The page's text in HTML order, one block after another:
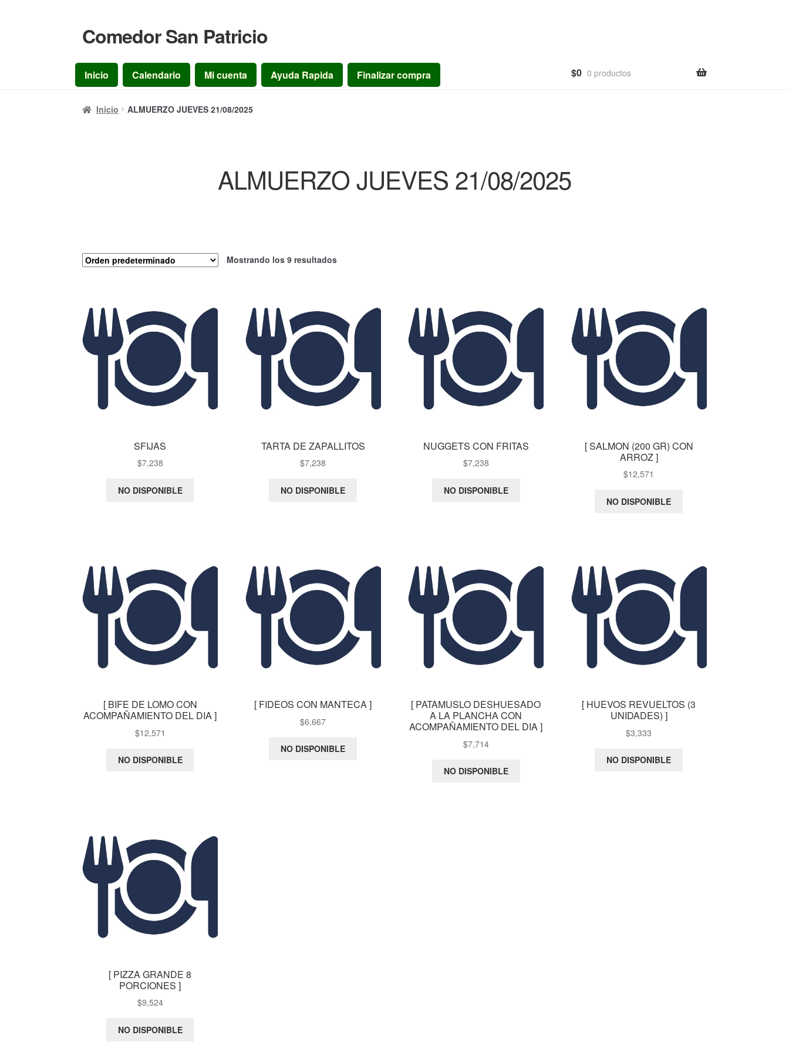
Ir
a
la
navegación
Ir
al
contenido
Comedor San Patricio
Inicio Calendario Mi cuenta Ayuda Rapida Finalizar compra $0 0 productos
Inicio ALMUERZO JUEVES 21/08/2025
ALMUERZO JUEVES 21/08/2025
Mostrando los 9 resultados
SFIJAS
$7,238
NO DISPONIBLE
TARTA DE ZAPALLITOS
$7,238
NO DISPONIBLE
NUGGETS CON FRITAS
$7,238
NO DISPONIBLE
[ SALMON (200 GR) CON
ARROZ ]
$12,571
NO DISPONIBLE
[ BIFE DE LOMO CON
ACOMPAÑAMIENTO DEL DIA ]
$12,571
NO DISPONIBLE
[ FIDEOS CON MANTECA ]
$6,667
NO DISPONIBLE
[ PATAMUSLO DESHUESADO
A LA PLANCHA CON
ACOMPAÑAMIENTO DEL DIA ]
$7,714
NO DISPONIBLE
[ HUEVOS REVUELTOS (3
UNIDADES) ]
$3,333
NO DISPONIBLE
[ PIZZA GRANDE 8
PORCIONES ]
$9,524
NO DISPONIBLE